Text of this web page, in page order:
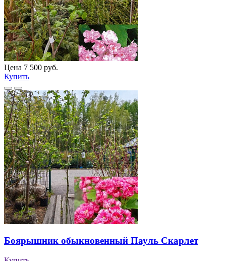
Цена 7 500 руб.
Купить
Боярышник обыкновенный Пауль Скарлет